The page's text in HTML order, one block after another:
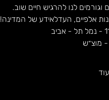
לנו להרגיש חיים שוב.
אלפיים, העדלאידע של המדינה!